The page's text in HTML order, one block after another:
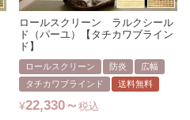
ロールスクリーン ラルクシール
ド（パーユ）【タチカワブライン
ド】
ロールスクリーン 防炎
広幅
タチカワブラインド
送料無料
¥22,330 税込